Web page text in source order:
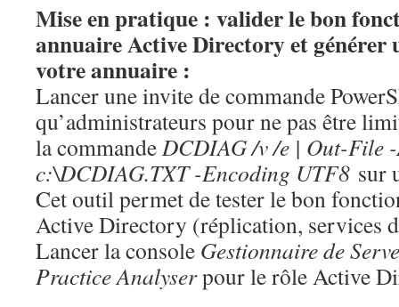
Mise en pratique : valider le bon
annuaire Active Directory et générer
votre annuaire :
Lancer une invite de commande
qu’administrateurs pour ne pas être
la commandeDCDIAG /v /e | Out-File
c:\DCDIAG.TXT -Encoding UTF8 sur
Cet outil permet de tester le bon
Active Directory (réplication, services
Lancer la console Gestionnaire de
Practice Analyserpour le rôle Active